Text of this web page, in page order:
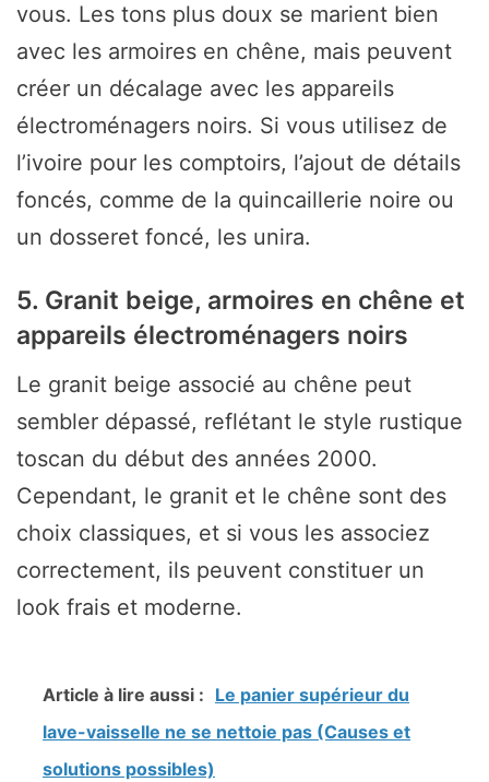
vous. Les tons plus doux se marient bien
avec les armoires en chêne, mais peuvent
créer un décalage avec les appareils
électroménagers noirs. Si vous utilisez de
l’ivoire pour les comptoirs, l’ajout de détails
foncés, comme de la quincaillerie noire ou
un dosseret foncé, les unira.
5. Granit beige, armoires en chêne et
appareils électroménagers noirs
Le granit beige associé au chêne peut
sembler dépassé, reflétant le style rustique
toscan du début des années 2000.
Cependant, le granit et le chêne sont des
choix classiques, et si vous les associez
correctement, ils peuvent constituer un
look frais et moderne.
Article à lire aussi : Le panier supérieur du
lave-vaisselle ne se nettoie pas (Causes et
solutions possibles)